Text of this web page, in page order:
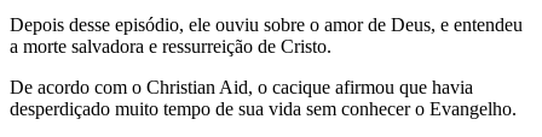
Depois desse episódio, ele ouviu sobre o amor de Deus, e entendeu
a morte salvadora e ressurreição de Cristo.
De acordo com o Christian Aid, o cacique afirmou que havia
desperdiçado muito tempo de sua vida sem conhecer o Evangelho.